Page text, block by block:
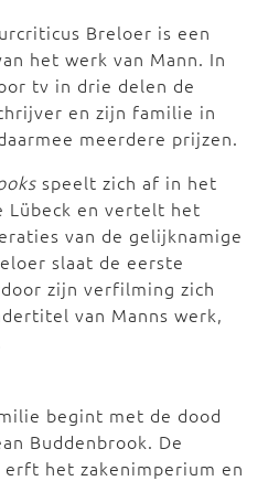
Breloer is een
het werk van Mann. In
tv in drie delen de
en zijn familie in
meerdere prijzen.
speelt zich af in het
Lübeck en vertelt het
van de gelijknamige
slaat de eerste
zijn verfilming zich
van Manns werk,
begint met de dood
Buddenbrook. De
erft het zakenimperium en